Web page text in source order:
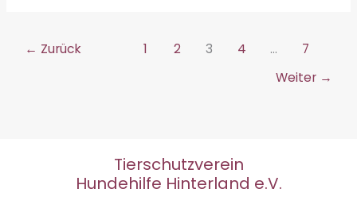
← Zurück 1 2 3 4 …
7
Weiter →
Tierschutzverein
Hundehilfe Hinterland e.V.